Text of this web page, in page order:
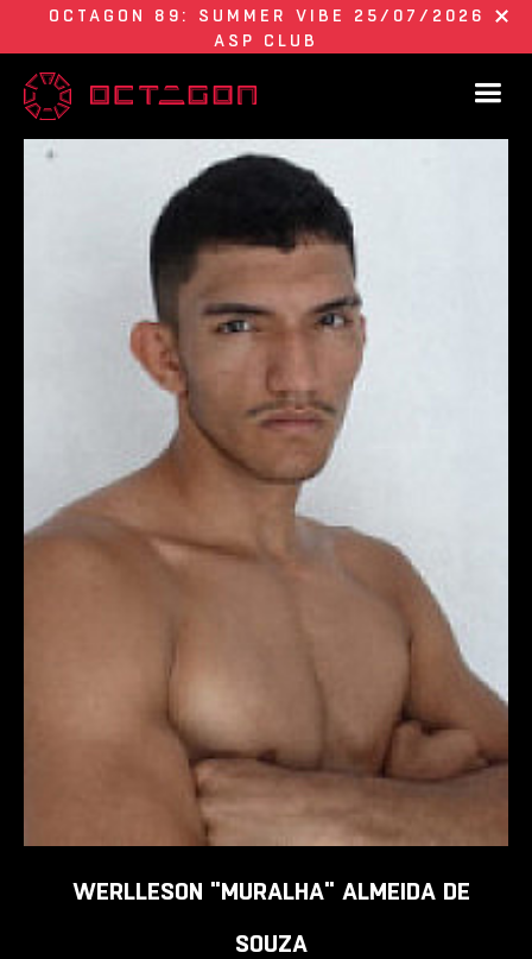
OCTAGON 89: SUMMER VIBE 25/07/2026
ASP CLUB
WERLLESON "MURALHA" ALMEIDA DE
SOUZA